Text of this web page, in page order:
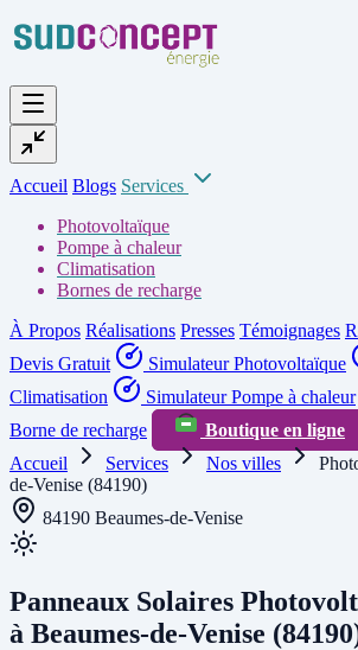
Accueil Blogs Services
Photovoltaïque
Pompe à chaleur
Climatisation
Bornes de recharge
À Propos Réalisations Presses Témoignages
Devis Gratuit
Simulateur Photovoltaïque
Climatisation
Simulateur Pompe à chaleur
Borne de recharge
Boutique en ligne
Accueil
Services Nos villes
de-Venise (84190)
84190 Beaumes-de-Venise
Panneaux Solaires
à Beaumes-de-Venise